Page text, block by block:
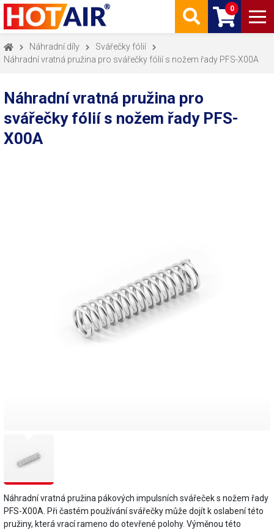
0
Náhradní díly
Svářečky fólií
Náhradní vratná pružina pro svářečky fólií s nožem řady PFS-X00A
Náhradní vratná pružina pro
svářečky fólií s nožem řady PFS-
X00A
Náhradní vratná pružina pákových impulsních svářeček s nožem řady
PFS-X00A. Při častém používání svářečky může dojít k oslabení této
pružiny, která vrací rameno do otevřené polohy. Výměnou této